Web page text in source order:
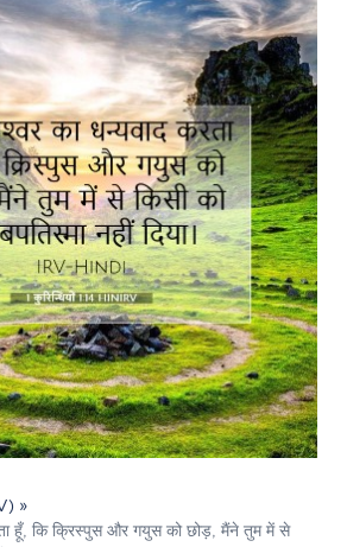
»
हूँ, कि क्रिस्पुस और गयुस को छोड़, मैंने तुम में से